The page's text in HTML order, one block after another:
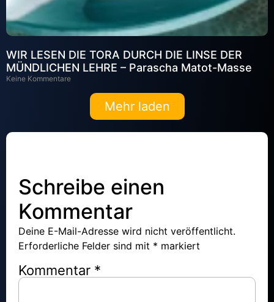
WIR LESEN DIE TORA DURCH DIE LINSE DER
MÜNDLICHEN LEHRE – Parascha Matot-Masse
Keine Kommentare
Mehr laden
Schreibe einen
Kommentar
Deine E-Mail-Adresse wird nicht veröffentlicht.
Erforderliche Felder sind mit * markiert
Kommentar *